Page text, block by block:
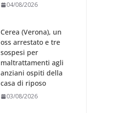
04/08/2026
Cerea (Verona), un
oss arrestato e tre
sospesi per
maltrattamenti agli
anziani ospiti della
casa di riposo
03/08/2026